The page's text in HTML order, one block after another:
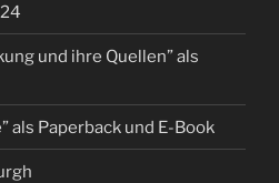
und ihre Quellen” als
als Paperback und E-Book